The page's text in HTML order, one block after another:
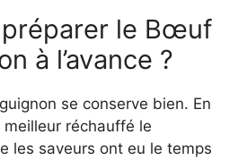
préparer le Bœuf
à l’avance ?
se conserve bien. En
réchauffé le
les saveurs ont eu le temps